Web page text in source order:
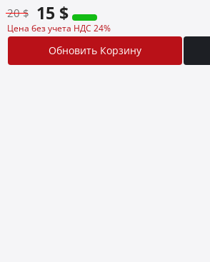
20 $ 15 $
Цена без учета НДС 24%
Обновить Корзину